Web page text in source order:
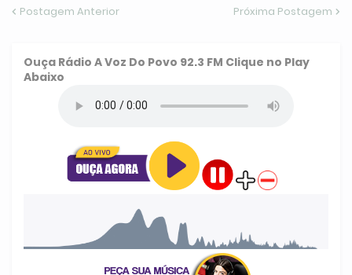
Postagem Anterior Próxima Postagem
Ouça Rádio A Voz Do Povo 92.3 FM Clique no Play
Abaixo